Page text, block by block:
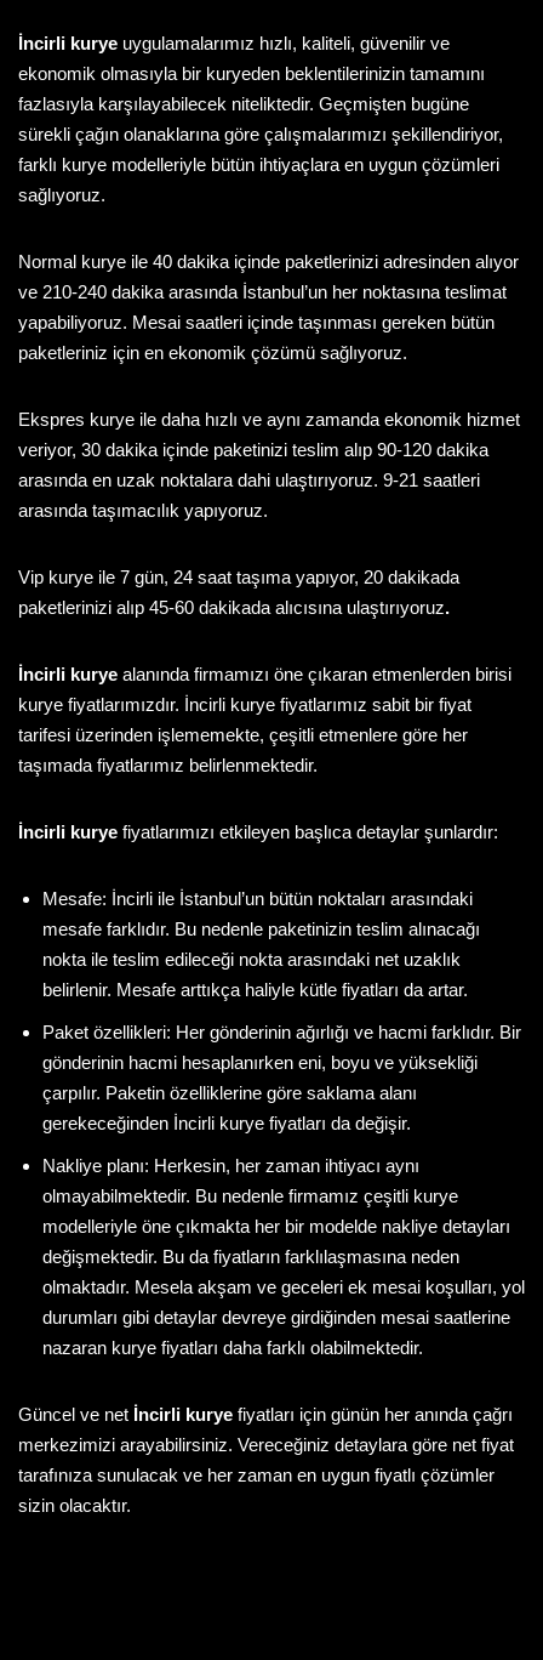
İncirli kurye uygulamalarımız hızlı, kaliteli, güvenilir ve
ekonomik olmasıyla bir kuryeden beklentilerinizin tamamını
fazlasıyla karşılayabilecek niteliktedir. Geçmişten bugüne
sürekli çağın olanaklarına göre çalışmalarımızı şekillendiriyor,
farklı kurye modelleriyle bütün ihtiyaçlara en uygun çözümleri
sağlıyoruz.
Normal kurye ile 40 dakika içinde paketlerinizi adresinden alıyor
ve 210-240 dakika arasında İstanbul’un her noktasına teslimat
yapabiliyoruz. Mesai saatleri içinde taşınması gereken bütün
paketleriniz için en ekonomik çözümü sağlıyoruz.
Ekspres kurye ile daha hızlı ve aynı zamanda ekonomik hizmet
veriyor, 30 dakika içinde paketinizi teslim alıp 90-120 dakika
arasında en uzak noktalara dahi ulaştırıyoruz. 9-21 saatleri
arasında taşımacılık yapıyoruz.
Vip kurye ile 7 gün, 24 saat taşıma yapıyor, 20 dakikada
paketlerinizi alıp 45-60 dakikada alıcısına ulaştırıyoruz.
İncirli kurye alanında firmamızı öne çıkaran etmenlerden birisi
kurye fiyatlarımızdır. İncirli kurye fiyatlarımız sabit bir fiyat
tarifesi üzerinden işlememekte, çeşitli etmenlere göre her
taşımada fiyatlarımız belirlenmektedir.
İncirli kurye fiyatlarımızı etkileyen başlıca detaylar şunlardır:
Mesafe: İncirli ile İstanbul’un bütün noktaları arasındaki
mesafe farklıdır. Bu nedenle paketinizin teslim alınacağı
nokta ile teslim edileceği nokta arasındaki net uzaklık
belirlenir. Mesafe arttıkça haliyle kütle fiyatları da artar.
Paket özellikleri: Her gönderinin ağırlığı ve hacmi farklıdır. Bir
gönderinin hacmi hesaplanırken eni, boyu ve yüksekliği
çarpılır. Paketin özelliklerine göre saklama alanı
gerekeceğinden İncirli kurye fiyatları da değişir.
Nakliye planı: Herkesin, her zaman ihtiyacı aynı
olmayabilmektedir. Bu nedenle firmamız çeşitli kurye
modelleriyle öne çıkmakta her bir modelde nakliye detayları
değişmektedir. Bu da fiyatların farklılaşmasına neden
olmaktadır. Mesela akşam ve geceleri ek mesai koşulları, yol
durumları gibi detaylar devreye girdiğinden mesai saatlerine
nazaran kurye fiyatları daha farklı olabilmektedir.
Güncel ve net İncirli kurye fiyatları için günün her anında çağrı
merkezimizi arayabilirsiniz. Vereceğiniz detaylara göre net fiyat
tarafınıza sunulacak ve her zaman en uygun fiyatlı çözümler
sizin olacaktır.